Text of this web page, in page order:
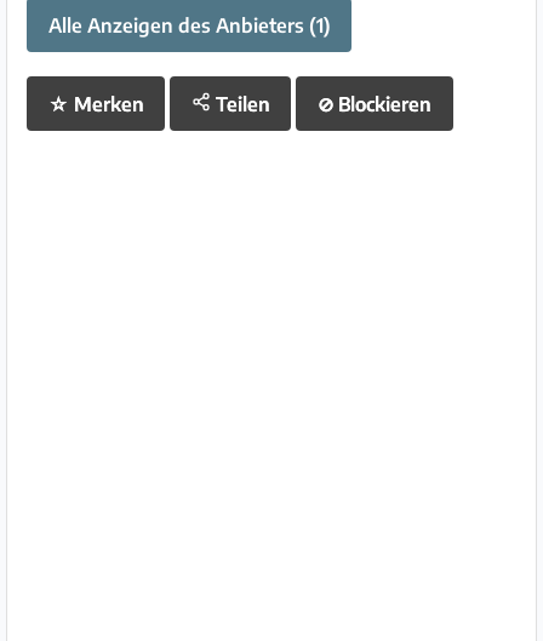
Alle Anzeigen des Anbieters (1)
☆ Merken Teilen ⊘ Blockieren